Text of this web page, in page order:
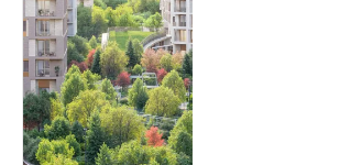
Проектная декларация от 12.01.2026 г.
Проектная декларация от 12.01.2026 г.
Проектная декларация от 12.01.2026 г.
Проектная декларация от 12.01.2026 г.
Проектная декларация от 12.01.2026 г.
Проектная декларация от 12.01.2026 г.
Проектная декларация от 12.01.2026 г.
Проектная декларация от 12.01.2026 г.